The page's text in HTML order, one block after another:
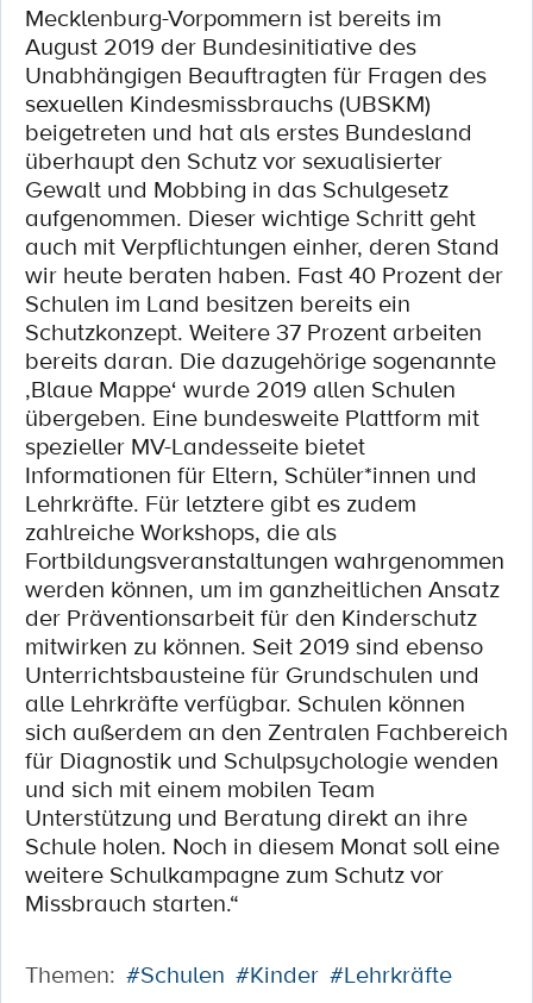
Mecklenburg-Vorpommern ist bereits im
August 2019 der Bundesinitiative des
Unabhängigen Beauftragten für Fragen des
sexuellen Kindesmissbrauchs (UBSKM)
beigetreten und hat als erstes Bundesland
überhaupt den Schutz vor sexualisierter
Gewalt und Mobbing in das Schulgesetz
aufgenommen. Dieser wichtige Schritt geht
auch mit Verpflichtungen einher, deren Stand
wir heute beraten haben. Fast 40 Prozent der
Schulen im Land besitzen bereits ein
Schutzkonzept. Weitere 37 Prozent arbeiten
bereits daran. Die dazugehörige sogenannte
‚Blaue Mappe‘ wurde 2019 allen Schulen
übergeben. Eine bundesweite Plattform mit
spezieller MV-Landesseite bietet
Informationen für Eltern, Schüler*innen und
Lehrkräfte. Für letztere gibt es zudem
zahlreiche Workshops, die als
Fortbildungsveranstaltungen wahrgenommen
werden können, um im ganzheitlichen Ansatz
der Präventionsarbeit für den Kinderschutz
mitwirken zu können. Seit 2019 sind ebenso
Unterrichtsbausteine für Grundschulen und
alle Lehrkräfte verfügbar. Schulen können
sich außerdem an den Zentralen Fachbereich
für Diagnostik und Schulpsychologie wenden
und sich mit einem mobilen Team
Unterstützung und Beratung direkt an ihre
Schule holen. Noch in diesem Monat soll eine
weitere Schulkampagne zum Schutz vor
Missbrauch starten.“
Themen: #Schulen #Kinder #Lehrkräfte